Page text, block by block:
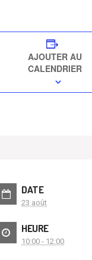
AJOUTER AU
CALENDRIER
DATE
23 août
HEURE
10:00 - 12:00